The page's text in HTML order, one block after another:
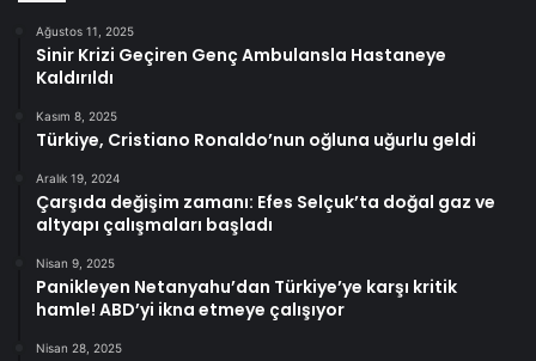
Ağustos 11, 2025
Sinir Krizi Geçiren Genç Ambulansla Hastaneye
Kaldırıldı
Kasım 8, 2025
Türkiye, Cristiano Ronaldo’nun oğluna uğurlu geldi
Aralık 19, 2024
Çarşıda değişim zamanı: Efes Selçuk’ta doğal gaz ve
altyapı çalışmaları başladı
Nisan 9, 2025
Panikleyen Netanyahu’dan Türkiye’ye karşı kritik
hamle! ABD’yi ikna etmeye çalışıyor
Nisan 28, 2025